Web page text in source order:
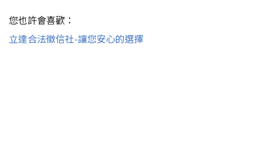
您也許會喜歡：
立達合法徵信社-讓您安心的選擇